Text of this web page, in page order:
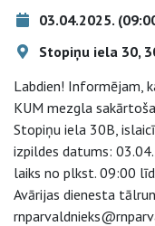
03.04.2025.
Stopiņu iela 30,
Labdien! Informējam,
KUM mezgla
Stopiņu iela 30B,
izpildes datums:
laiks no plkst. 09:00
Avārijas dienesta